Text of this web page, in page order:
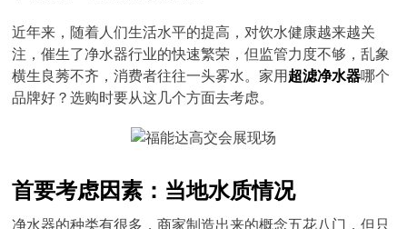
近年来，随着人们生活水平的提高，对饮水健康越来越关
注，催生了净水器行业的快速繁荣，但监管力度不够，乱象
横生良莠不齐，消费者往往一头雾水。家用 超滤净水器哪个
品牌好？选购时要从这几个方面去考虑。
首要考虑因素：当地水质情况
净水器的种类有很多，商家制造出来的概念五花八门，但只